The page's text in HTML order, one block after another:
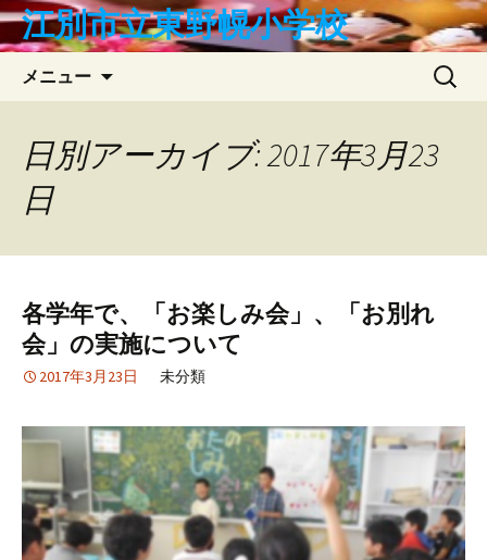
コ
ン 江別市立東野幌小学校
メニュー
検
索:
日別アーカイブ: 2017年3月23
日
各学年で、「お楽しみ会」、「お別れ
会」の実施について
2017年3月23日 未分類